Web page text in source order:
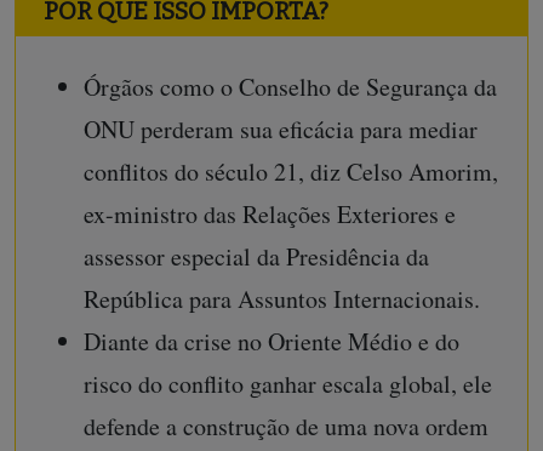
POR QUE ISSO IMPORTA?
Órgãos como o Conselho de Segurança da
ONU perderam sua eficácia para mediar
conflitos do século 21, diz Celso Amorim,
ex-ministro das Relações Exteriores e
assessor especial da Presidência da
República para Assuntos Internacionais.
Diante da crise no Oriente Médio e do
risco do conflito ganhar escala global, ele
defende a construção de uma nova ordem